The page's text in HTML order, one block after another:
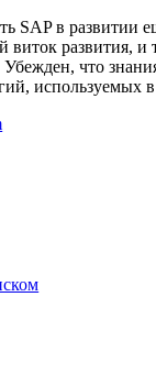
SAP в развитии
виток развития,
Убежден, что
используемых